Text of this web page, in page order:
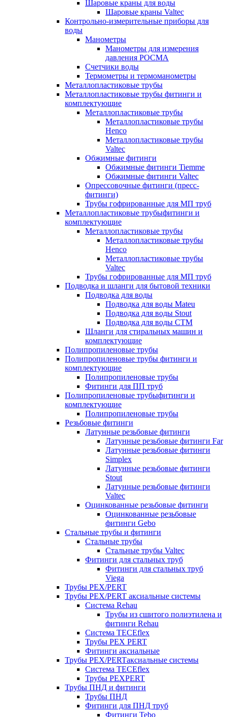
Шаровые краны для воды
Шаровые краны Valtec
Контрольно-измерительные приборы для
воды
Манометры
Манометры для измерения
давления РОСМА
Счетчики воды
Термометры и термоманометры
Металлопластиковые трубы
Металлопластиковые трубы фитинги и
комплектующие
Металлопластиковые трубы
Металлопластиковые трубы
Henco
Металлопластиковые трубы
Valtec
Обжимные фитинги
Обжимные фитинги Tiemme
Обжимные фитинги Valtec
Опрессовочные фитинги (пресс-
фитинги)
Трубы гофрированные для МП труб
Металлопластиковые трубыфитинги и
комплектующие
Металлопластиковые трубы
Металлопластиковые трубы
Henco
Металлопластиковые трубы
Valtec
Трубы гофрированные для МП труб
Подводка и шланги для бытовой техники
Подводка для воды
Подводка для воды Mateu
Подводка для воды Stout
Подводка для воды СТМ
Шланги для стиральных машин и
комплектующие
Полипропиленовые трубы
Полипропиленовые трубы фитинги и
комплектующие
Полипропиленовые трубы
Фитинги для ПП труб
Полипропиленовые трубыфитинги и
комплектующие
Полипропиленовые трубы
Резьбовые фитинги
Латунные резьбовые фитинги
Латунные резьбовые фитинги Far
Латунные резьбовые фитинги
Simplex
Латунные резьбовые фитинги
Stout
Латунные резьбовые фитинги
Valtec
Оцинкованные резьбовые фитинги
Оцинкованные резьбовые
фитинги Gebo
Стальные трубы и фитинги
Стальные трубы
Стальные трубы Valtec
Фитинги для стальных труб
Фитинги для стальных труб
Viega
Трубы PEX/PERT
Трубы PEX/PERT аксиальные системы
Система Rehau
Трубы из сшитого полиэтилена и
фитинги Rehau
Система TECEflex
Трубы PEX PERT
Фитинги аксиальные
Трубы PEX/PERTаксиальные системы
Система TECEflex
Трубы PEXPERT
Трубы ПНД и фитинги
Трубы ПНД
Фитинги для ПНД труб
Фитинги Tebo